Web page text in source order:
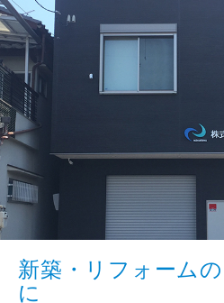
新築・リフォーム
に